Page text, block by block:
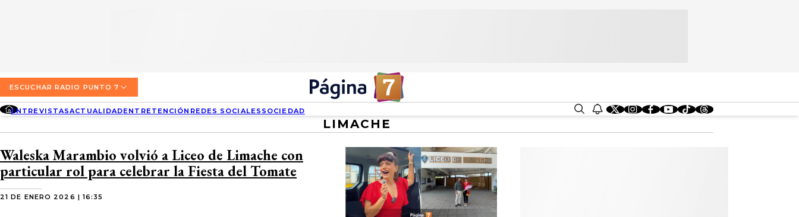
ACTUALIDAD
ENTRETENCIÓN
SOCIEDAD
CONCEPCIÓN
TEMUCO
VALDIVIA
QUIÉNES SOMOS
DIRECCIONES
CONTACTO COMERCIAL
TARIFAS POLÍTICAS PÁGINA 7
TARIFAS POLÍTICAS RADIO PUNTO 7
POLÍTICA DE PRIVACIDAD
ESCUCHAR RADIO PUNTO 7
ENTREVISTASACTUALIDADENTRETENCIÓN REDES SOCIALES SOCIEDAD
LIMACHE
Waleska Marambio volvió a Liceo de Limache con
particular rol para celebrar la Fiesta del Tomate
21 DE ENERO 2026 | 16:35